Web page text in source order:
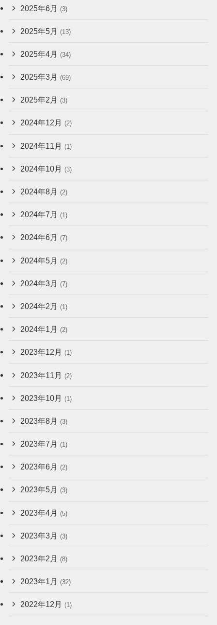
2025年6月 (3)
2025年5月 (13)
2025年4月 (34)
2025年3月 (69)
2025年2月 (3)
2024年12月 (2)
2024年11月 (1)
2024年10月 (3)
2024年8月 (2)
2024年7月 (1)
2024年6月 (7)
2024年5月 (2)
2024年3月 (7)
2024年2月 (1)
2024年1月 (2)
2023年12月 (1)
2023年11月 (2)
2023年10月 (1)
2023年8月 (3)
2023年7月 (1)
2023年6月 (2)
2023年5月 (3)
2023年4月 (5)
2023年3月 (3)
2023年2月 (8)
2023年1月 (32)
2022年12月 (1)